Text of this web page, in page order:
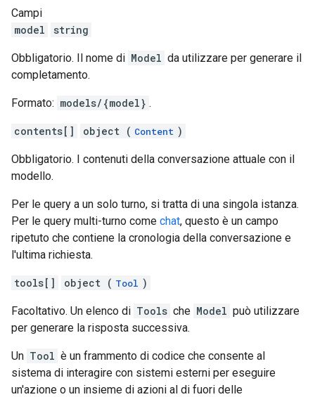
Campi
model
string
Obbligatorio. Il nome di Model da utilizzare per generare il
completamento.
Formato: models/{model} .
contents[] object ( Content )
Obbligatorio. I contenuti della conversazione attuale con il
modello.
Per le query a un solo turno, si tratta di una singola istanza.
Per le query multi-turno come chat, questo è un campo
ripetuto che contiene la cronologia della conversazione e
l'ultima richiesta.
tools[] object ( Tool )
Facoltativo. Un elenco di Tools che Model può utilizzare
per generare la risposta successiva.
Un Tool è un frammento di codice che consente al
sistema di interagire con sistemi esterni per eseguire
un'azione o un insieme di azioni al di fuori delle